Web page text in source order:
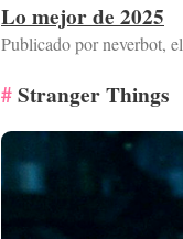
Lo mejor de 2025
Publicado por neverbot, el
Stranger Things